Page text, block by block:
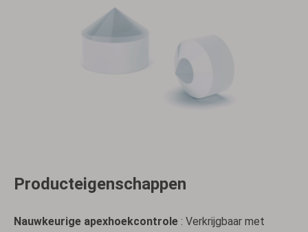
Producteigenschappen
Nauwkeurige apexhoekcontrole : Verkrijgbaar met